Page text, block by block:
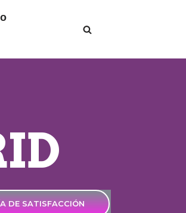
DE SATISFACCIÓN